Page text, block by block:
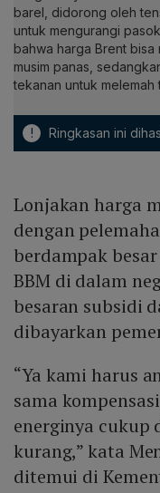
barel, didorong oleh
untuk mengurangi
bahwa harga Brent
musim panas,
tekanan untuk melemah
! Ringkasan ini
Lonjakan harga
dengan
berdampak
BBM di dalam
besaran subsidi
dibayarkan
“Ya kami harus
sama
energinya cukup
kurang,” kata
ditemui di